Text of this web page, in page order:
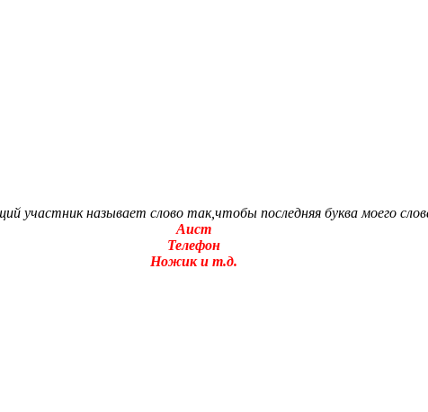
участник называет слово так,чтобы последняя буква моего
Аист
Телефон
Ножик и т.д.